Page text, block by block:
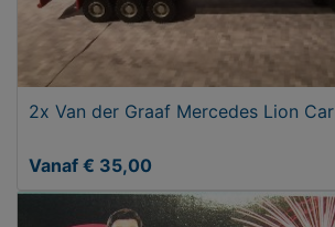
2x Van der Graaf Mercedes Lion
Vanaf € 35,00